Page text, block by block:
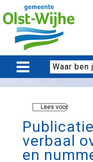
Lees voor
verbaal
en